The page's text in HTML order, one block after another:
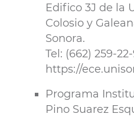
Edifico 3J de la
Colosio y
Sonora.
Tel: (662) 259-
https://
Programa
Pino Suarez